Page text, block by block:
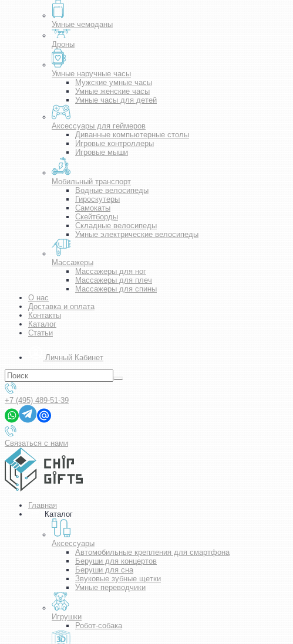
Умные чемоданы
Дроны
Умные наручные часы
Мужские умные часы
Умные женские часы
Умные часы для детей
Аксессуары для геймеров
Диванные компьютерные столы
Игровые контроллеры
Игровые мыши
Мобильный транспорт
Водные велосипеды
Гироскутеры
Самокаты
Скейтборды
Складные велосипеды
Умные электрические велосипеды
Массажеры
Массажеры для ног
Массажеры для плеч
Массажеры для спины
О нас
Доставка и оплата
Контакты
Каталог
Статьи
Личный Кабинет
+7 (495) 489-51-39
Связаться с нами
Главная
Каталог
Аксессуары
Автомобильные крепления для смартфона
Беруши для концертов
Беруши для сна
Звуковые зубные щетки
Умные переводчики
Игрушки
Робот-собака